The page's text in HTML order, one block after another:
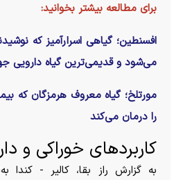
برای مطالعه بیشتر بخوانید:
افسنطین؛ گیاهی اسرارآمیز که
می‌شود و قدیمی‌ترین گیاه دارویی
مورتلخ؛ گیاه معروف هرمزگان که
را درمان می‌کند
کاربرد‌های خوراکی و
به گزارش راز بقا، کالیر -